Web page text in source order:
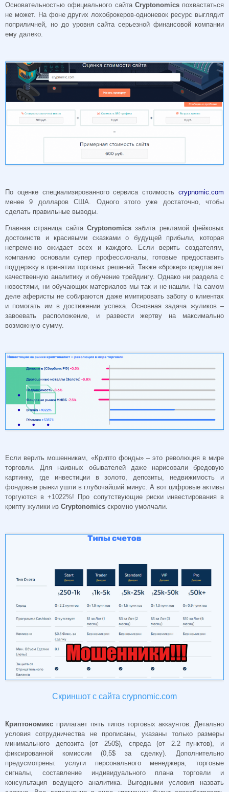
Основательностью официального сайта Cryptonomicsпохвастаться
не может. На фоне других лохоброкеров-одноневок ресурс выглядит
поприличней, но до уровня сайта серьезной финансовой компании
ему далеко.
По оценке специализированного сервиса стоимость crypnomic.com
менее 9 долларов США. Одного этого уже достаточно, чтобы
сделать правильные выводы.
Главная страница сайта Cryptonomics забита рекламой фейковых
достоинств и красивыми сказками о будущей прибыли, которая
непременно ожидает всех и каждого. Если верить создателям,
компанию основали супер профессионалы, готовые предоставить
поддержку в принятии торговых решений. Также «брокер» предлагает
качественную аналитику и обучение трейдингу. Однако ни раздела с
новостями, ни обучающих материалов мы так и не нашли. На самом
деле аферисты не собираются даже имитировать заботу о клиентах
и помогать им в достижении успеха. Основная задача жуликов –
завоевать расположение, и развести жертву на максимально
возможную сумму.
Если верить мошенникам, «Крипто фонды» – это революция в мире
торговли. Для наивных обывателей даже нарисовали бредовую
картинку, где инвестиции в золото, депозиты, недвижимость и
фондовые рынки ушли в глубочайший минус. А вот цифровые активы
торгуются в +1022%! Про сопутствующие риски инвестирования в
крипту жулики из Cryptonomics скромно умолчали.
Скриншот с сайта crypnomic.com
Криптономикс прилагает пять типов торговых аккаунтов. Детально
условия сотрудничества не прописаны, указаны только размеры
минимального депозита (от 250$), спреда (от 2.2 пунктов), и
фиксированной комиссии (0,5$ за сделку). Дополнительно
предусмотрены: услуги персонального менеджера, торговые
сигналы, составление индивидуального плана торговли и
консультация ведущего аналитика. Выгодными условия назвать